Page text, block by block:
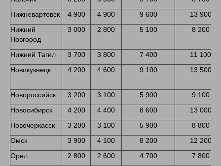
Нижневартовск
4 900 4 900 9 600
13 900
Нижний
Новгород
3 000 2 800 5 100 8 200
Нижний Тагил 3 700 3 800 7 400
11 100
Новокузнецк
4 200 4 600 9 100 13 500
Новороссийск 3 200 3 100 5 900
9 100
Новосибирск
4 200 4 400 8 600
13 000
Новочеркасск
3 200 3 100 5 900
8 800
Омск
3 900 4 100 8 200
12 200
Орёл
2 800 2 600 4 700
7 800